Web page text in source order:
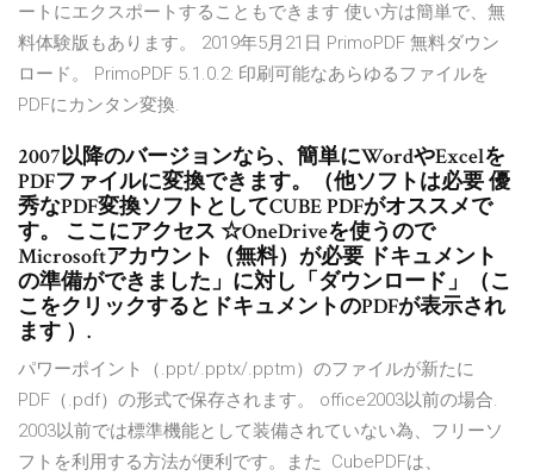
ートにエクスポートすることもできます 使い方は簡単で、無
料体験版もあります。 2019年5月21日 PrimoPDF 無料ダウン
ロード。 PrimoPDF 5.1.0.2: 印刷可能なあらゆるファイルを
PDFにカンタン変換.
2007以降のバージョンなら、簡単にWordやExcelを
PDFファイルに変換できます。（他ソフトは必要 優
秀なPDF変換ソフトとしてCUBE PDFがオススメで
す。 ここにアクセス ☆OneDriveを使うので
Microsoftアカウント（無料）が必要 ドキュメント
の準備ができました」に対し「ダウンロード」（こ
こをクリックするとドキュメントのPDFが表示され
ます ）.
パワーポイント（.ppt/.pptx/.pptm）のファイルが新たに
PDF（.pdf）の形式で保存されます。 office2003以前の場合.
2003以前では標準機能として装備されていない為、フリーソ
フトを利用する方法が便利です。また CubePDFは、